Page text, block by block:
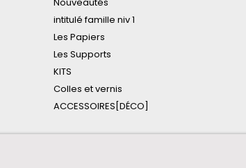
Nouveautés
intitulé famille niv 1
Les Papiers
Les Supports
KITS
Colles et vernis
ACCESSOIRES[DÉCO]